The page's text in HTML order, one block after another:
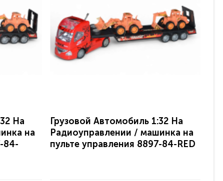
На
на
84-
Грузовой Автомобиль 1:32 На
Радиоуправлении / машинка на
пульте управления 8897-84-RED